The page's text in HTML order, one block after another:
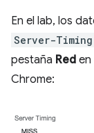
En el lab, los
Server-Timing
pestaña Red en
Chrome: